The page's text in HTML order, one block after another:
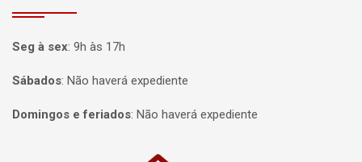
Seg à sex: 9h às 17h
Sábados: Não haverá expediente
Domingos e feriados: Não haverá expediente